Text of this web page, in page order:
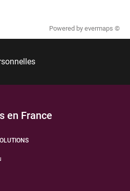
Powered by evermaps ©
en France